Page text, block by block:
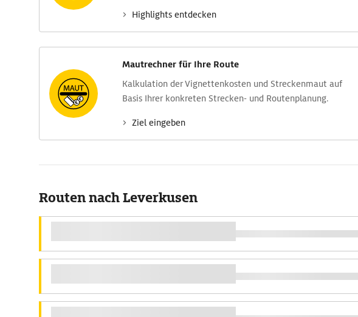
Highlights entdecken
Mautrechner für Ihre Route
Kalkulation der Vignettenkosten und Streckenmaut auf
Basis Ihrer konkreten Strecken- und Routenplanung.
Ziel eingeben
Routen nach Leverkusen